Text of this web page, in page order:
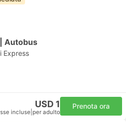
Autobus
Express
USD 1
incluse per adulto
Prenota ora